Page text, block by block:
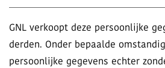
GNL verkoopt deze persoonlijke
derden. Onder bepaalde
persoonlijke gegevens echter